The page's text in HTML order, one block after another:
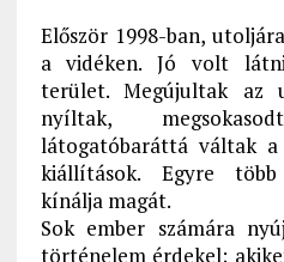
Először 1998-ban,
a vidéken. Jó volt
terület. Megújultak az
nyíltak,
látogatóbaráttá váltak
kiállítások. Egyre
kínálja magát.
Sok ember számára
történelem érdekel;